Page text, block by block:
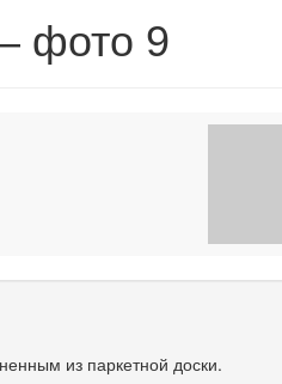
фото 9
из паркетной доски.